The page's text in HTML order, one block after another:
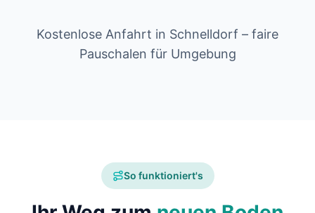
Kostenlose Anfahrt in Schnelldorf – faire
Pauschalen für Umgebung
So funktioniert's